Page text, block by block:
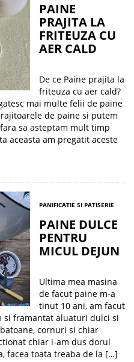
PAINE
PRAJITA LA
FRITEUZA CU
AER CALD
De ce Paine prajita la
friteuza cu aer cald?
mai multe felii de paine
de paine si putem
sa asteptam mult timp
aceasta am pregatit aceste
PANIFICATIE SI PATISERIE
PAINE DULCE
PENTRU
MICUL DEJUN
Ultima mea masina
de facut paine m-a
tinut 10 ani, am facut
si framantat aluaturi dulci si
cornuri si chiar
chiar i-am dus dorul
facea toata treaba de la […]